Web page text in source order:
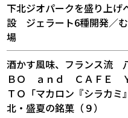
下北ジオパークを盛り上げ
設 ジェラート6種開発／
場
酒かす風味、フランス流
ＢＯ ａｎｄ ＣＡＦＥ
ＴＯ「マカロン『シラカ
北・盛夏の銘菓（９）